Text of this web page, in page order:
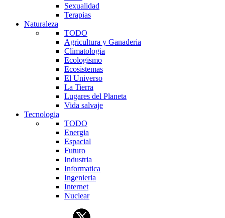
Sexualidad
Terapias
Naturaleza
TODO
Agricultura y Ganaderia
Climatologia
Ecologismo
Ecosistemas
El Universo
La Tierra
Lugares del Planeta
Vida salvaje
Tecnologia
TODO
Energia
Espacial
Futuro
Industria
Informatica
Ingenieria
Internet
Nuclear